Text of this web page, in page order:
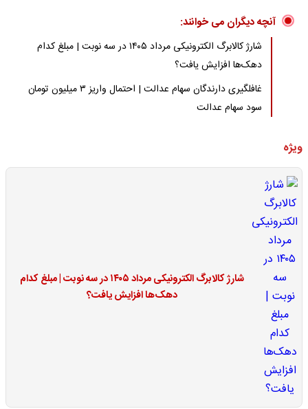
آنچه دیگران می خوانند:
شارژ کالابرگ الکترونیکی مرداد ۱۴۰۵ در سه نوبت | مبلغ کدام
دهک‌ها افزایش یافت؟
غافلگیری دارندگان سهام عدالت | احتمال واریز ۳ میلیون تومان
سود سهام عدالت
ویژه
شارژ کالابرگ الکترونیکی مرداد ۱۴۰۵ در سه نوبت | مبلغ کدام
دهک‌ها افزایش یافت؟